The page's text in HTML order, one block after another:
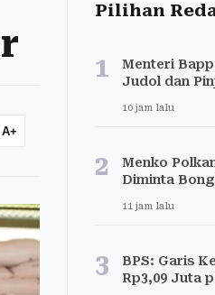
A+
Pilihan
1
Menteri
Judol dan
10 jam lalu
2
Menko
Diminta
11 jam lalu
3
BPS: Garis
Rp3,09 Juta